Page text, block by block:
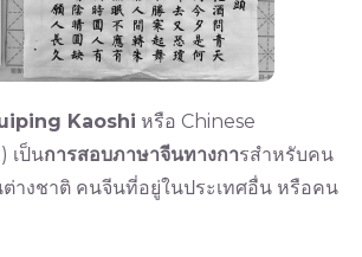
Kaoshi หรือ Chinese
เป็นการสอบภาษาจีนทาง​การสำหรับคน
างชาติ คนจีนที่อยู่ในประเทศอื่น หรือคน